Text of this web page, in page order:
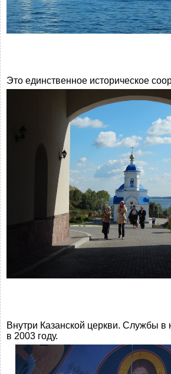
Это единственное историческое
Внутри Казанской церкви. Службы в
в 2003 году.